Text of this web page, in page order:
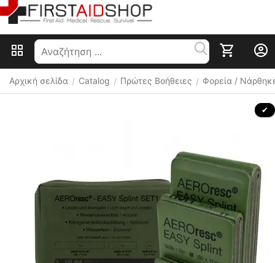
Αρχική σελίδα / Catalog / Πρώτες Βοήθειες / Φορεία /
✔